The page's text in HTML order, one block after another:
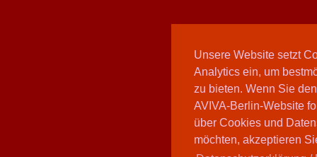
Unsere Website setzt
Analytics ein, um
zu bieten. Wenn Sie
AVIVA-Berlin-Website
über Cookies und
möchten, akzeptieren